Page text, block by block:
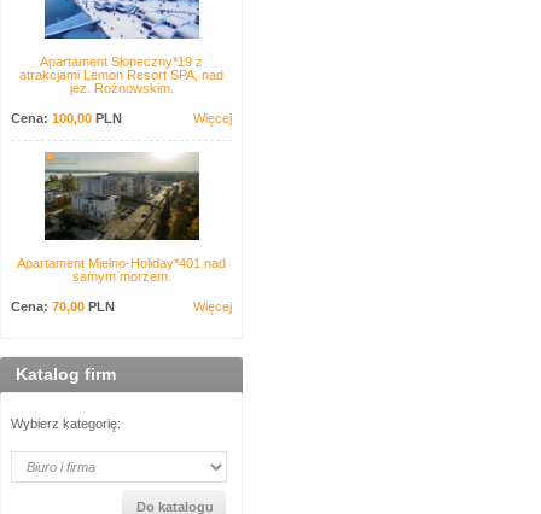
Apartament Słoneczny*19 z
atrakcjami Lemon Resort SPA, nad
jez. Rożnowskim.
Cena: 100,00 PLN Więcej
Apartament Mielno-Holiday*401 nad
samym morzem.
Cena: 70,00 PLN Więcej
Katalog firm
Wybierz kategorię: